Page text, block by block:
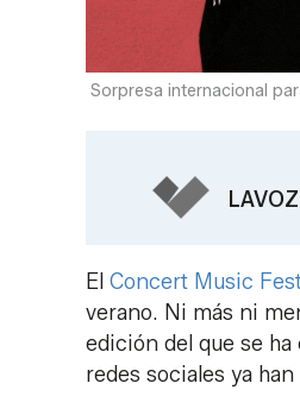
Sorpresa internacional
El Concert Music
verano. Ni más ni
edición del que se
redes sociales ya